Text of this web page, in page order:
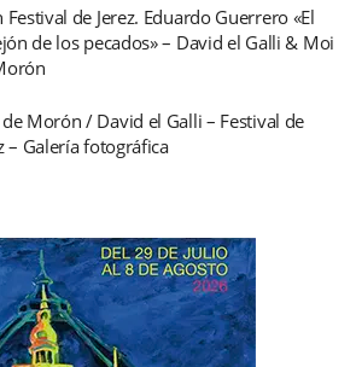
Festival de Jerez. Eduardo Guerrero «El
de los pecados» – David el Galli & Moi
Morón / David el Galli – Festival de
– Galería fotográfica